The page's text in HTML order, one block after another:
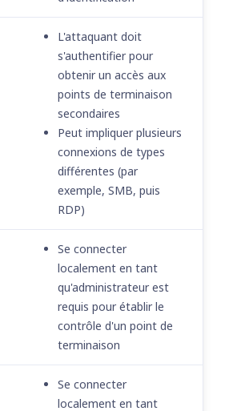
L'attaquant doit
s'authentifier pour
obtenir un accès aux
points de terminaison
secondaires
Peut impliquer plusieurs
connexions de types
différentes (par
exemple, SMB, puis
RDP)
Se connecter
localement en tant
qu'administrateur est
requis pour établir le
contrôle d'un point de
terminaison
Se connecter
localement en tant